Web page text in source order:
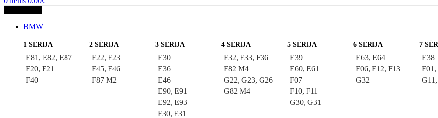
BMW
1 SĒRIJA
E81, E82, E87
F20, F21
F40
2 SĒRIJA
F22, F23
F45, F46
F87 M2
3 SĒRIJA
E30
E36
E46
E90, E91
E92, E93
F30, F31
4 SĒRIJA
F32, F33, F36
F82 M4
G22, G23, G26
G82 M4
5 SĒRIJA
E39
E60, E61
F07
F10, F11
G30, G31
6 SĒRIJA
E63, E64
F06, F12, F13
G32
7
E38
F01,